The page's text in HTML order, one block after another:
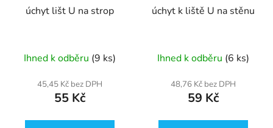
úchyt lišt U na strop
Ihned k odběru (9 ks)
45,45 Kč bez DPH
55 Kč
úchyt k liště U na stěnu
Ihned k odběru (6 ks)
48,76 Kč bez DPH
59 Kč